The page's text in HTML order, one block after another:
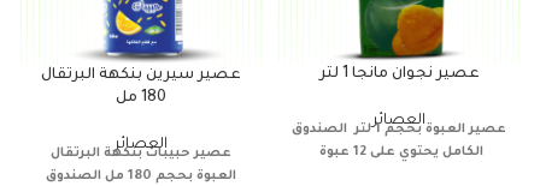
عصير نجوان مانجا 1 لتر
العصائر عصير العبوة بحجم 1 لتر
الصندوق
الكامل يحتوي على 12 عبوة
عصير سيرين بنكهة البرتقال
180 مل
العصائرعصير حبيبات بنكهة البرتقال
العبوة بحجم 180 مل
الصندوق